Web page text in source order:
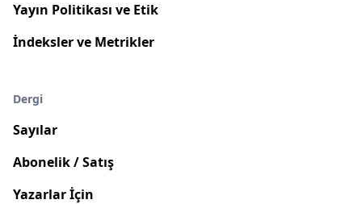
Yayın Politikası ve Etik
İndeksler ve Metrikler
Dergi
Sayılar
Abonelik / Satış
Yazarlar İçin